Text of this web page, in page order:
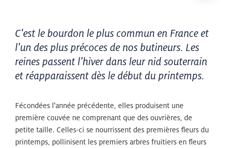
C'est le bourdon le plus commun en France et
l'un des plus précoces de nos butineurs. Les
reines passent l'hiver dans leur nid souterrain
et réapparaissent dès le début du printemps.
Fécondées l'année précédente, elles produisent une
première couvée ne comprenant que des ouvrières, de
petite taille. Celles-ci se nourrissent des premières fleurs du
printemps, pollinisent les premiers arbres fruitiers en fleurs